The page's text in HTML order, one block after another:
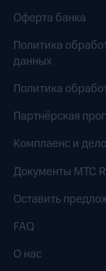
Оферта банка
Политика
данных
Политика
Партнёрская
Комплаенс и
Документы MTC
Оставить
FAQ
О нас